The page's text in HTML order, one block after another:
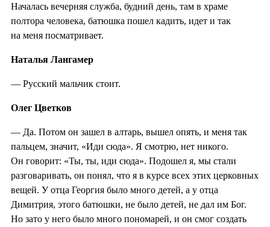
Началась вечерняя служба, будний день, там в храме
полтора человека, батюшка пошел кадить, идет и так
на меня посматривает.
Наталья Лангамер
— Русский мальчик стоит.
Олег Цветков
— Да. Потом он зашел в алтарь, вышел опять, и меня так
пальцем, значит, «Иди сюда». Я смотрю, нет никого.
Он говорит: «Ты, ты, иди сюда». Подошел я, мы стали
разговаривать, он понял, что я в курсе всех этих церковных
вещей. У отца Георгия было много детей, а у отца
Димитрия, этого батюшки, не было детей, не дал им Бог.
Но зато у него было много пономарей, и он смог создать